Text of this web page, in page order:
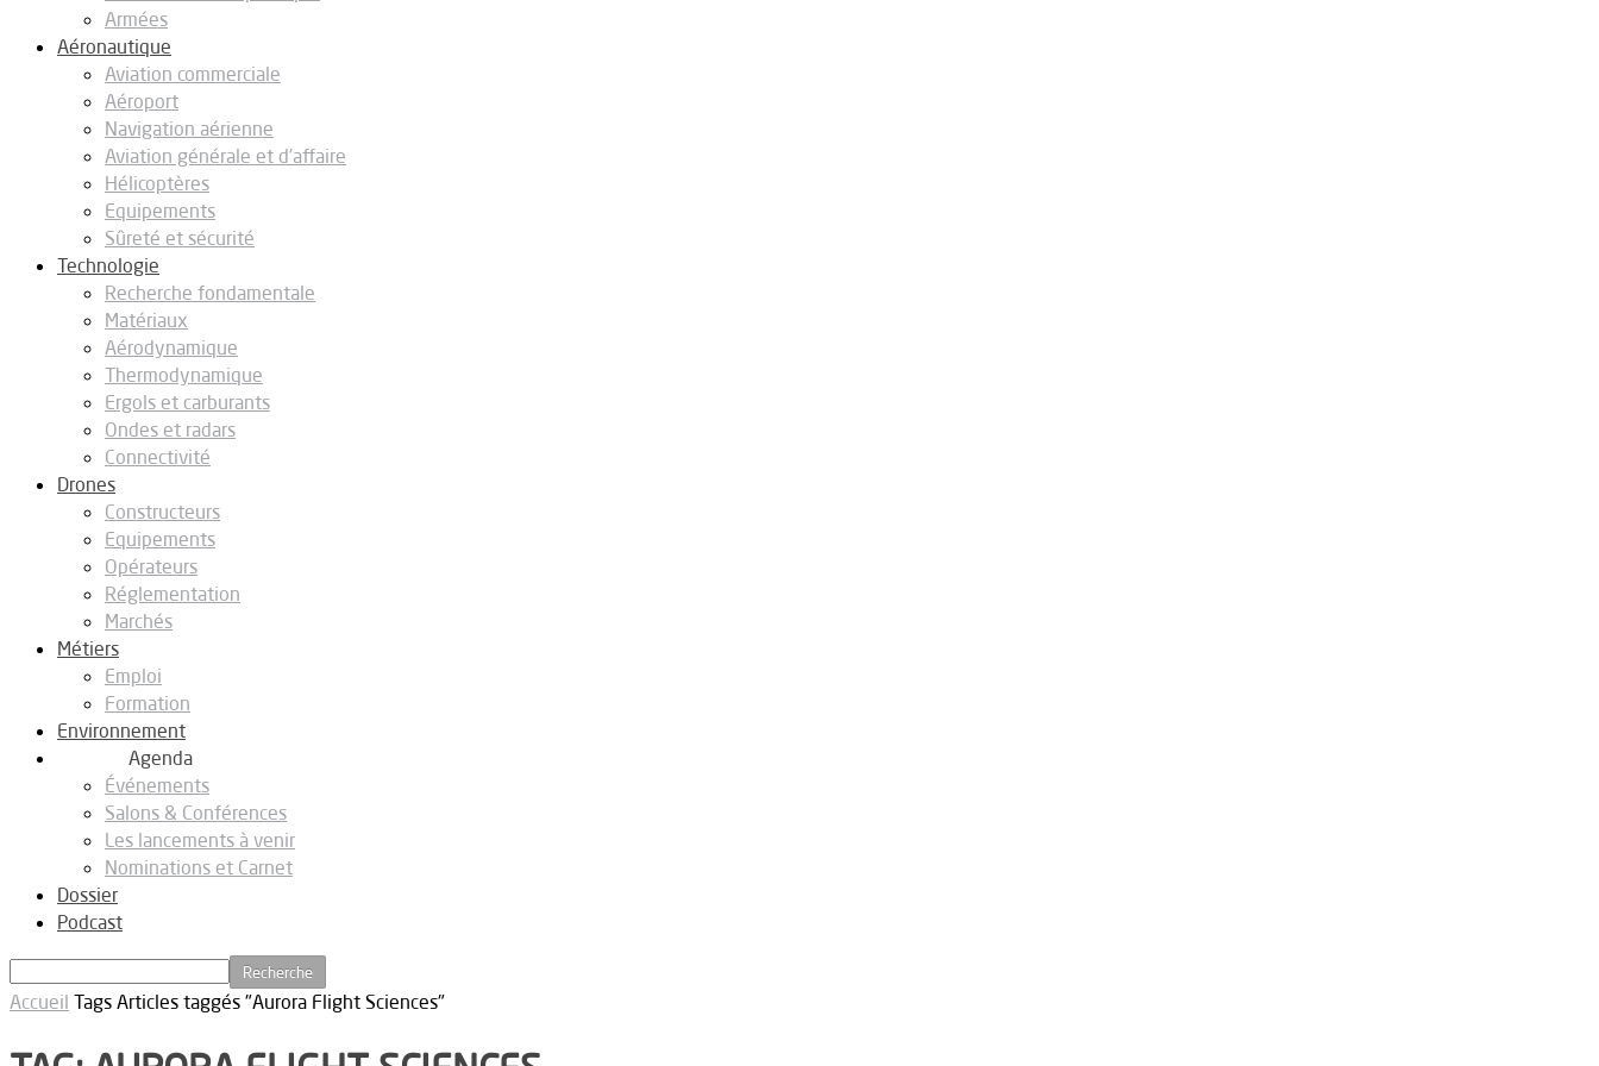
Armées
Aéronautique
Aviation commerciale
Aéroport
Navigation aérienne
Aviation générale et d’affaire
Hélicoptères
Equipements
Sûreté et sécurité
Technologie
Recherche fondamentale
Matériaux
Aérodynamique
Thermodynamique
Ergols et carburants
Ondes et radars
Connectivité
Drones
Constructeurs
Equipements
Opérateurs
Réglementation
Marchés
Métiers
Emploi
Formation
Environnement
Agenda
Événements
Salons & Conférences
Les lancements à venir
Nominations et Carnet
Dossier
Podcast
Accueil Tags Articles taggés "Aurora Flight Sciences"